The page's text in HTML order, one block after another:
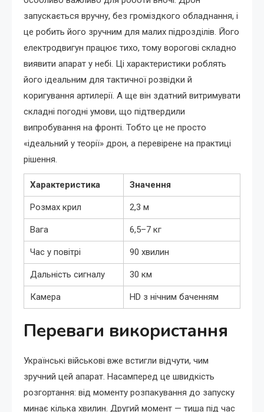
запускається вручну, без громіздкого обладнання, і
це робить його зручним для малих підрозділів. Його
електродвигун працює тихо, тому ворогові складно
виявити апарат у небі. Ці характеристики роблять
його ідеальним для тактичної розвідки й
коригування артилерії. А ще він здатний витримувати
складні погодні умови, що підтвердили
випробування на фронті. Тобто це не просто
«ідеальний у теорії» дрон, а перевірене на практиці
рішення.
Характеристика Значення
Розмах крил 2,3 м
Вага 6,5–7 кг
Час у повітрі 90 хвилин
Дальність сигналу 30 км
Камера HD з нічним баченням
Переваги використання
Українські військові вже встигли відчути, чим
зручний цей апарат. Насамперед це швидкість
розгортання: від моменту розпакування до запуску
минає кілька хвилин. Другий момент — тиша під час